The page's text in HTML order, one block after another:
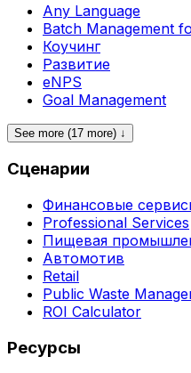
Any Language
Batch Management
Коучинг
Развитие
eNPS
Goal Management
See more (17 more) ↓
Сценарии
Финансовые
Professional Services
Пищевая
Автомотив
Retail
Public Waste
ROI Calculator
Ресурсы